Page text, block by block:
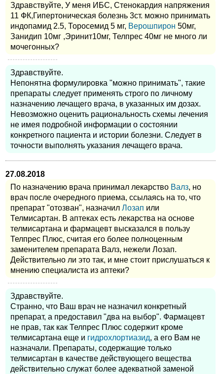
Здравствуйте, У меня ИБС, Стенокардия напряжения
11 ФК,Гипертоническая болезнь 3ст. можно принимать
индопамид 2.5, Торосемид 5 мг, Верошпирон 50мг,
Занидип 10мг ,Эринит10мг, Телпрес 40мг не много ли
мочегонных?
Здравствуйте.
Непонятна формулировка "можно принимать", такие
препараты следует применять строго по личному
назначению лечащего врача, в указанных им дозах.
Невозможно оценить рациональность схемы лечения
не имея подробной информации о состоянии
конкретного пациента и истории болезни. Следует в
точности выполнять указания лечащего врача.
27.08.2018
По назначению врача принимал лекарство Валз, но
врач после очередного приема, ссылаясь на то, что
препарат "отозван", назначил Лозап или
Телмисартан. В аптеках есть лекарства на основе
телмисартана и фармацевт высказался в пользу
Телпрес Плюс, считая его более полноценным
заменителем препарата Валз, нежели Лозап.
Действительно ли это так, и мне стоит прислушаться к
мнению специалиста из аптеки?
Здравствуйте.
Странно, что Ваш врач не назначил конкретный
препарат, а предоставил "два на выбор". Фармацевт
не прав, так как Телпрес Плюс содержит кроме
телмисартана еще и гидрохлортиазид, а его Вам не
назначали. Препараты, содержащие только
телмисартан в качестве действующего вещества
действительно служат более адекватной заменой